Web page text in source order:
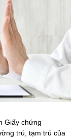
Giấy chứng
trú, tạm trú của